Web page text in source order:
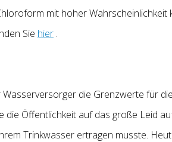
mit hoher
Sie hier .
die Grenzwerte für
die Öffentlichkeit auf das große Leid
Trinkwasser ertragen musste.